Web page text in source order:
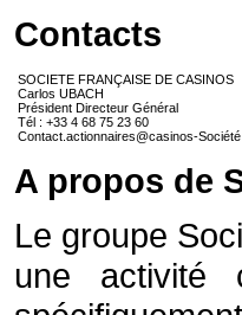
Contacts
SOCIETE FRANÇAISE DE CASINOS
Carlos UBACH
Président Directeur Général
Tél : +33 4 68 75 23 60
Contact.actionnaires@casinos-
A propos de
Le groupe
une activité